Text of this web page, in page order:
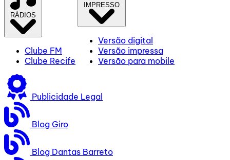
RÁDIOS
Clube FM
Clube Recife
IMPRESSO
Versão digital
Versão impressa
Versão para mobile
Publicidade Legal
Blog Giro
Blog Dantas Barreto